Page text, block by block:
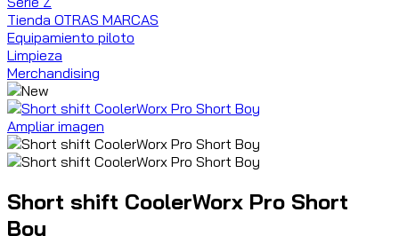
Tienda OTRAS MARCAS
Equipamiento piloto
Limpieza
Merchandising
Ampliar imagen
Short shift CoolerWorx Pro Short
Boy